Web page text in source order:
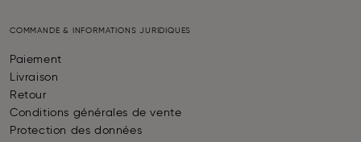
COMMANDE & INFORMATIONS JURIDIQUES
Paiement
Livraison
Retour
Conditions générales de vente
Protection des données